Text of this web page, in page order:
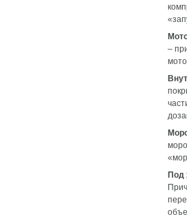
–
Под